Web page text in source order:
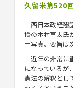
久留米第520
西日本政経懇
授の木村草太氏
＝写真。要旨は
近年の非常に
になっているが
憲法の解釈とし